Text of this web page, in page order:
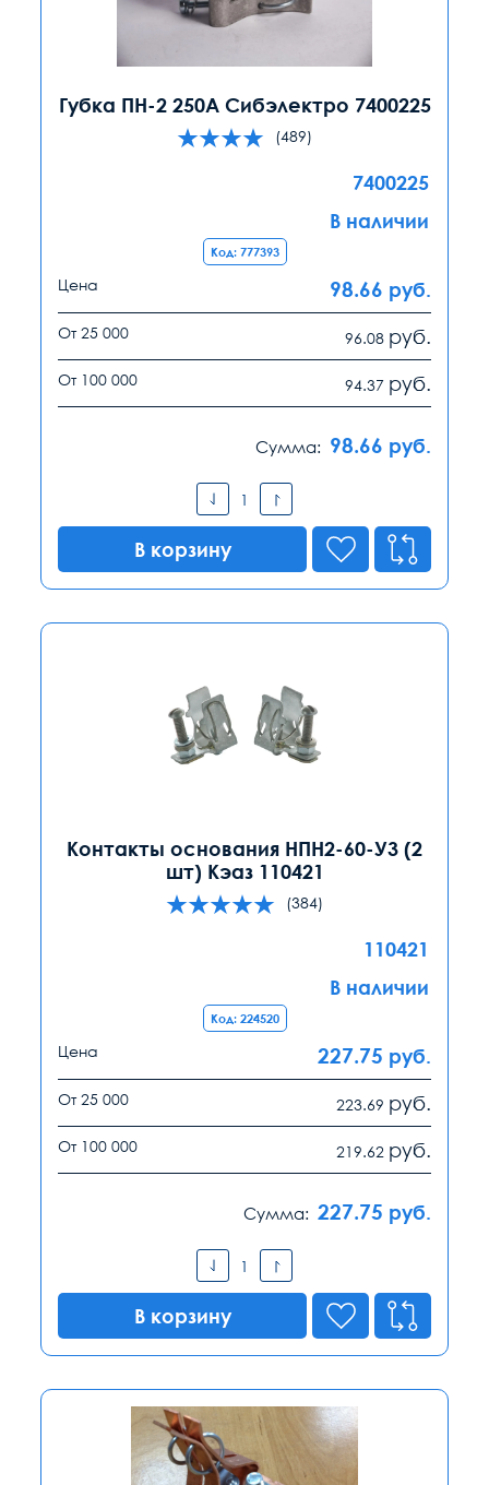
Губка ПН-2 250А Сибэлектро 7400225
(489)
7400225
В наличии
Код: 777393
Цена 98.66 руб.
От 25 000 96.08 руб.
От 100 000 94.37 руб.
Сумма: 98.66 руб.
В корзину
Контакты основания НПН2-60-У3 (2
шт) Кэаз 110421
(384)
110421
В наличии
Код: 224520
Цена 227.75 руб.
От 25 000 223.69 руб.
От 100 000 219.62 руб.
Сумма: 227.75 руб.
В корзину